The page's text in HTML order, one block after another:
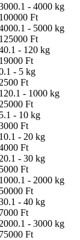
- 4000 kg
Ft
- 5000 kg
Ft
- 120 kg
Ft
- 5 kg
Ft
- 1000 kg
Ft
- 10 kg
Ft
- 20 kg
Ft
- 30 kg
Ft
- 2000 kg
Ft
- 40 kg
Ft
- 3000 kg
Ft